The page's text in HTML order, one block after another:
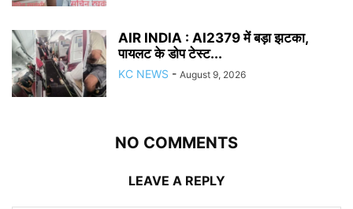
AIR INDIA : AI2379 में बड़ा झटका,
पायलट के डोप टेस्ट...
KC NEWS - August 9, 2026
NO COMMENTS
LEAVE A REPLY